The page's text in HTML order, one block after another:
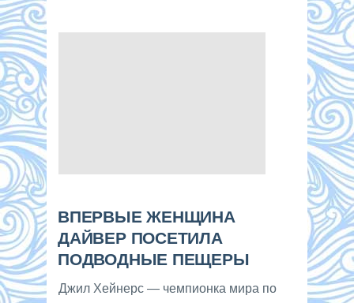
ВПЕРВЫЕ ЖЕНЩИНА
ДАЙВЕР ПОСЕТИЛА
ПОДВОДНЫЕ ПЕЩЕРЫ
Джил Хейнерс — чемпионка мира по